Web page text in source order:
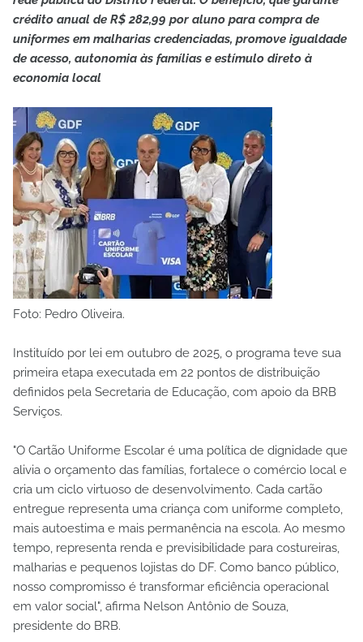
crédito anual de R$ 282,99 por aluno para compra de
uniformes em malharias credenciadas, promove igualdade
de acesso, autonomia às famílias e estímulo direto à
economia local
Foto: Pedro Oliveira.
Instituído por lei em outubro de 2025, o programa teve sua
primeira etapa executada em 22 pontos de distribuição
definidos pela Secretaria de Educação, com apoio da BRB
Serviços.
"O Cartão Uniforme Escolar é uma política de dignidade que
alivia o orçamento das famílias, fortalece o comércio local e
cria um ciclo virtuoso de desenvolvimento. Cada cartão
entregue representa uma criança com uniforme completo,
mais autoestima e mais permanência na escola. Ao mesmo
tempo, representa renda e previsibilidade para costureiras,
malharias e pequenos lojistas do DF. Como banco público,
nosso compromisso é transformar eficiência operacional
em valor social", afirma Nelson Antônio de Souza,
presidente do BRB.